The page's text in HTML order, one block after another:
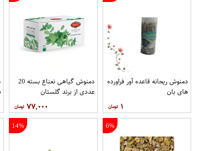
دمنوش ریحانه قاعده آور فراورده
های بان
۱
دمنوش گیاهی نعناع بسته 20
عددی از برند گلستان
۷۷,۰۰۰
6%
14%